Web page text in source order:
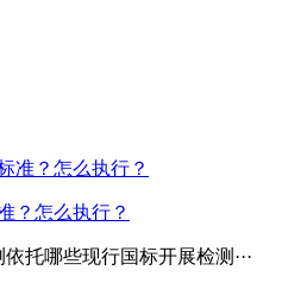
？怎么执行？
托哪些现行国标开展检测···